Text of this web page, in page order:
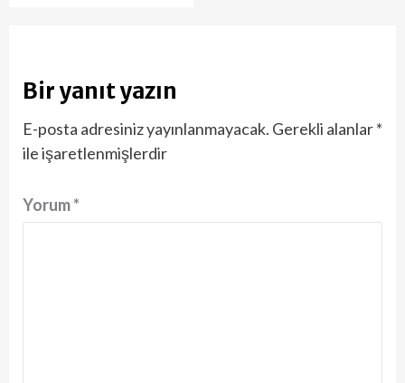
Bir yanıt yazın
E-posta adresiniz yayınlanmayacak. Gerekli alanlar*
ile işaretlenmişlerdir
Yorum*